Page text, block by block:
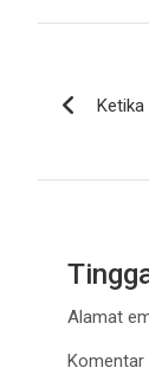
Alamat
Komentar